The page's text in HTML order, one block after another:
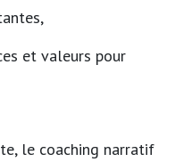
et valeurs pour
le coaching narratif